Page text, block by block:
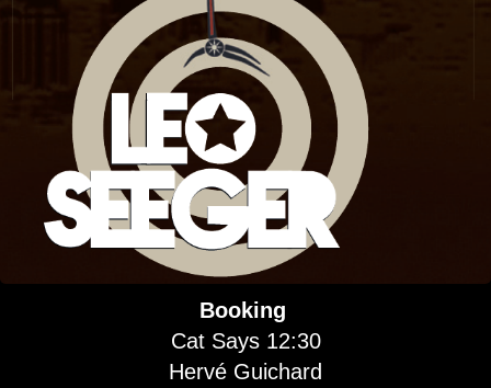
Booking
Cat Says 12:30
Hervé Guichard